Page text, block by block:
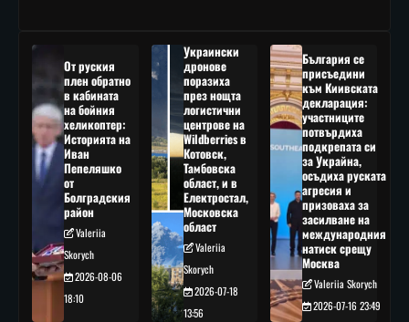
От руския
плен обратно
в кабината
на бойния
хеликоптер:
Историята на
Иван
Пепеляшко
от
Болградския
район
Valeriia
Skorych
2026-08-06
18:10
Украински
дронове
поразиха
през нощта
логистични
центрове на
Wildberries в
Котовск,
Тамбовска
област, и в
Електростал,
Московска
област
Valeriia
Skorych
2026-07-18
13:56
България се
присъедини
към Киивската
декларация:
участниците
потвърдиха
подкрепата си
за Украйна,
осъдиха руската
агресия и
призоваха за
засилване на
международния
натиск срещу
Москва
Valeriia Skorych
2026-07-16 23:49